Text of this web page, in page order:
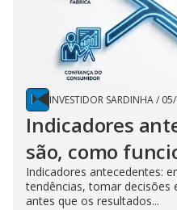
INVESTIDOR SARDINHA/
Indicadores
são, como
Indicadores antecedentes:
tendências, tomar decisões
antes que os resultados...